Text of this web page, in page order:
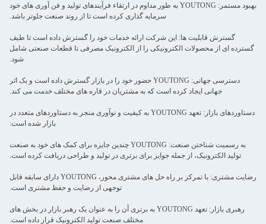
بهبود مستمر: YOUTONG به طور مداوم در ارتقاء فرآیندهای تولید و فن آوری های خود
سرمایه گذاری کرده است تا از روند صنعت جلوتر باشد.
گسترش قابلیت ها: این شرکت ارائه خدمات خود را گسترش داده است تا طیف
گسترده ای از محصولات الکترونیکی را از الکترونیک مصرفی تا قطعات صنعتی شامل
شود.
دسترسی جهانی: YOUTONG حضور خود را در بازار گسترش داده است و یک اثر
جهانی ایجاد کرده است که به مشتریان در قاره های مختلف خدمت می کند.
دستاوردهای بازار: تعهد YOUTONG به کیفیت و نوآوری منجر به دستاوردهای متعدد در
بازار شده است:
به رسمیت شناختن صنعت: YOUTONG چندین جایزه برای کمک های خود به صنعت
تولید الکترونیک، از جمله جوایز برای برتری در تولید و طراحی دریافت کرده است.
رضایت مشتری: با تمرکز بر راه حل های مشتری محور، YOUTONG دارای سابقه قابل
توجهی از رضایت و حفظ مشتری است.
رهبری بازار: تعهد YOUTONG به برتری آن را به عنوان یک رهبر بازار در بخش های
مختلف صنعت تولید الکترونیک قرار داده است.